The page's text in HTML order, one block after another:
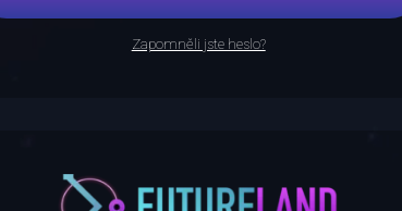
Zapomněli jste heslo?